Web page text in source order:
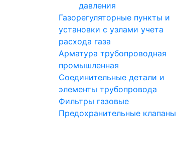
давления
Газорегуляторные пункты и
установки с узлами учета
расхода газа
Арматура трубопроводная
промышленная
Соединительные детали и
элементы трубопровода
Фильтры газовые
Предохранительные клапаны